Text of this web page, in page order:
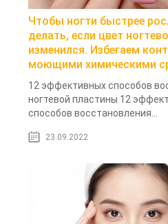
Чтобы ногти быстрее
делать, если цвет
изменился. Избегаем
моющими химическими
12 эффективных способов
ногтевой пластины 12
способов восстановления...
23.09.2022